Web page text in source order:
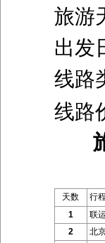
旅游
出发
线路
线路
天数 行
1
联
2
北